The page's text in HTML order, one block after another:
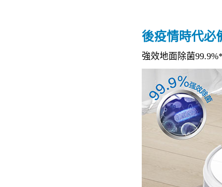
後疫情時代必
強效地面除菌